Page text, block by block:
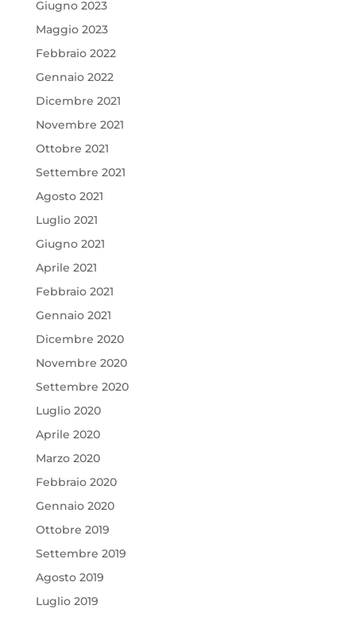
Giugno 2023
Maggio 2023
Febbraio 2022
Gennaio 2022
Dicembre 2021
Novembre 2021
Ottobre 2021
Settembre 2021
Agosto 2021
Luglio 2021
Giugno 2021
Aprile 2021
Febbraio 2021
Gennaio 2021
Dicembre 2020
Novembre 2020
Settembre 2020
Luglio 2020
Aprile 2020
Marzo 2020
Febbraio 2020
Gennaio 2020
Ottobre 2019
Settembre 2019
Agosto 2019
Luglio 2019